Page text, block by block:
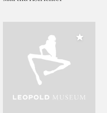
hinzufügen
Meiner